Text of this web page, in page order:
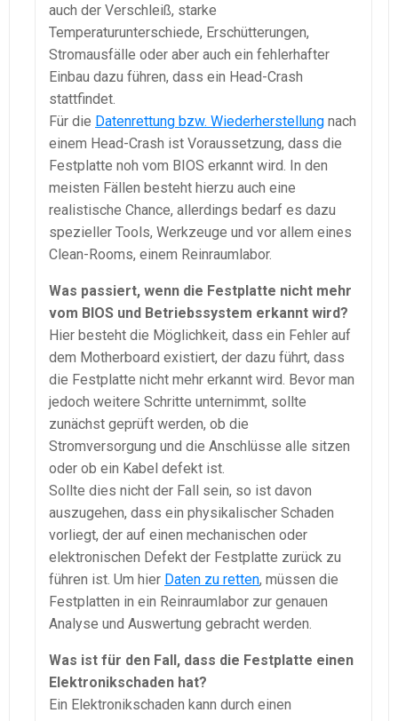
auch der Verschleiß, starke
Temperaturunterschiede, Erschütterungen,
Stromausfälle oder aber auch ein fehlerhafter
Einbau dazu führen, dass ein Head-Crash
stattfindet.
Für die Datenrettung bzw. Wiederherstellung nach
einem Head-Crash ist Voraussetzung, dass die
Festplatte noh vom BIOS erkannt wird. In den
meisten Fällen besteht hierzu auch eine
realistische Chance, allerdings bedarf es dazu
spezieller Tools, Werkzeuge und vor allem eines
Clean-Rooms, einem Reinraumlabor.
Was passiert, wenn die Festplatte nicht mehr
vom BIOS und Betriebssystem erkannt wird?
Hier besteht die Möglichkeit, dass ein Fehler auf
dem Motherboard existiert, der dazu führt, dass
die Festplatte nicht mehr erkannt wird. Bevor man
jedoch weitere Schritte unternimmt, sollte
zunächst geprüft werden, ob die
Stromversorgung und die Anschlüsse alle sitzen
oder ob ein Kabel defekt ist.
Sollte dies nicht der Fall sein, so ist davon
auszugehen, dass ein physikalischer Schaden
vorliegt, der auf einen mechanischen oder
elektronischen Defekt der Festplatte zurück zu
führen ist. Um hier Daten zu retten, müssen die
Festplatten in ein Reinraumlabor zur genauen
Analyse und Auswertung gebracht werden.
Was ist für den Fall, dass die Festplatte einen
Elektronikschaden hat?
Ein Elektronikschaden kann durch einen